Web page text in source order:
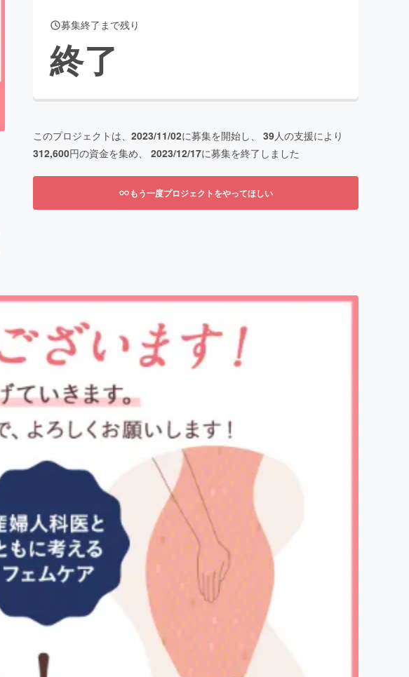
募集終了まで残り
終了
このプロジェクトは、 2023/11/02に募集を開始し、 39人の支援により
312,600円の資金を集め、 2023/12/17に募集を終了しました
もう一度プロジェクトをやってほしい